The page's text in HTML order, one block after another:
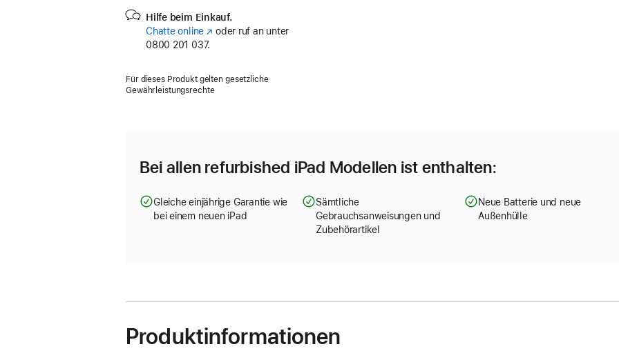
Hilfe beim Einkauf.
Chatte online (Öffnet
ein
oder ruf an unter
0800 201 037.
Für dieses Produkt gelten gesetzliche
Gewährleistungsrechte
Bei allen refurbished iPad Modellen ist enthalten:
Gleiche einjährige Garantie wie
bei einem neuen iPad
Sämtliche
Gebrauchsanweisungen und
Zubehörartikel
Neue Batterie und neue
Außenhülle
Produktinformationen